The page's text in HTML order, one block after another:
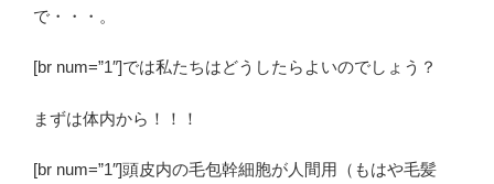
で・・・。
[br num=”1″]では私たちはどうしたらよいのでしょう？
まずは体内から！！！
[br num=”1″]頭皮内の毛包幹細胞が人間用（もはや毛髪